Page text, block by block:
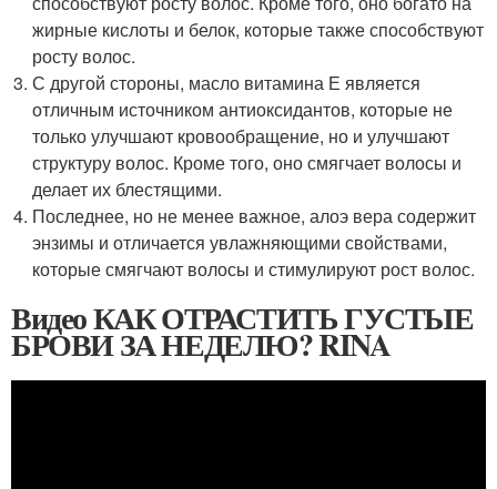
жирные кислоты и белок, которые также способствуют
росту волос.
С другой стороны, масло витамина Е является
отличным источником антиоксидантов, которые не
только улучшают кровообращение, но и улучшают
структуру волос. Кроме того, оно смягчает волосы и
делает их блестящими.
Последнее, но не менее важное, алоэ вера содержит
энзимы и отличается увлажняющими свойствами,
которые смягчают волосы и стимулируют рост волос.
Видео КАК ОТРАСТИТЬ ГУСТЫЕ
БРОВИ ЗА НЕДЕЛЮ? RINA